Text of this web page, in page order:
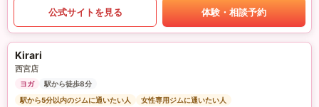
公式サイトを見る 体験・相談予約
Kirari
西宮店
ヨガ
駅から徒歩8分
駅から5分以内のジムに通いたい人
女性専用ジムに通いたい人